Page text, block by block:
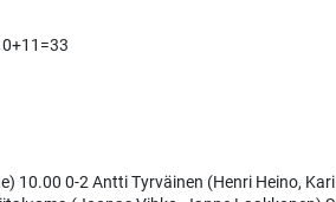
0-2 Antti Tyrväinen (Henri Heino,